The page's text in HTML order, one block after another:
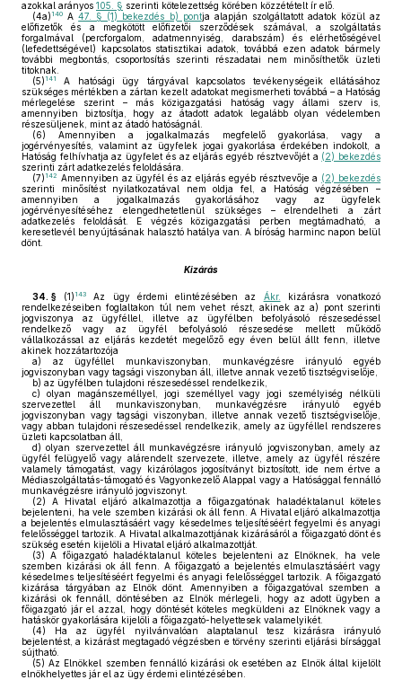
azokkal arányos 105. § szerinti kötelezettség körében közzétételt ír elő.
(4a) 140 A47. § (1) bekezdés b) pontja alapján szolgáltatott adatok közül az
előfizetők és a megkötött előfizetői szerződések számával, a szolgáltatás
forgalmával (percforgalom, adatmennyiség, darabszám) és elérhetőségével
(lefedettségével) kapcsolatos statisztikai adatok, továbbá ezen adatok bármely
további megbontás, csoportosítás szerinti részadatai nem minősíthetők üzleti
titoknak.
(5) 141
A hatósági ügy tárgyával kapcsolatos tevékenységeik ellátásához
szükséges mértékben a zártan kezelt adatokat megismerheti továbbá – a Hatóság
mérlegelése szerint – más közigazgatási hatóság vagy állami szerv is,
amennyiben biztosítja, hogy az átadott adatok legalább olyan védelemben
részesüljenek, mint az átadó hatóságnál.
(6) Amennyiben a jogalkalmazás megfelelő gyakorlása, vagy a
jogérvényesítés, valamint az ügyfelek jogai gyakorlása érdekében indokolt, a
Hatóság felhívhatja az ügyfelet és az eljárás egyéb résztvevőjét a (2) bekezdés
szerinti zárt adatkezelés feloldására.
(7) 142 Amennyiben az ügyfél és az eljárás egyéb résztvevője a (2) bekezdés
szerinti minősítést nyilatkozatával nem oldja fel, a Hatóság végzésében –
amennyiben a jogalkalmazás gyakorlásához vagy az ügyfelek
jogérvényesítéséhez elengedhetetlenül szükséges – elrendelheti a zárt
adatkezelés feloldását. E végzés közigazgatási perben megtámadható, a
keresetlevél benyújtásának halasztó hatálya van. A bíróság harminc napon belül
dönt.
Kizárás
34. § (1) 143 Az ügy érdemi elintézésében az Ákr.
kizárásra vonatkozó
rendelkezéseiben foglaltakon túl nem vehet részt, akinek az a) pont szerinti
jogviszonya az ügyféllel, illetve az ügyfélben befolyásoló részesedéssel
rendelkező vagy az ügyfél befolyásoló részesedése mellett működő
vállalkozással az eljárás kezdetét megelőző egy éven belül állt fenn, illetve
akinek hozzátartozója
a) az ügyféllel munkaviszonyban, munkavégzésre irányuló egyéb
jogviszonyban vagy tagsági viszonyban áll, illetve annak vezető tisztségviselője,
b) az ügyfélben tulajdoni részesedéssel rendelkezik,
c) olyan magánszeméllyel, jogi személlyel vagy jogi személyiség nélküli
szervezettel áll munkaviszonyban, munkavégzésre irányuló egyéb
jogviszonyban vagy tagsági viszonyban, illetve annak vezető tisztségviselője,
vagy abban tulajdoni részesedéssel rendelkezik, amely az ügyféllel rendszeres
üzleti kapcsolatban áll,
d) olyan szervezettel áll munkavégzésre irányuló jogviszonyban, amely az
ügyfél felügyelő vagy alárendelt szervezete, illetve, amely az ügyfél részére
valamely támogatást, vagy kizárólagos jogosítványt biztosított, ide nem értve a
Médiaszolgáltatás-támogató és Vagyonkezelő Alappal vagy a Hatósággal fennálló
munkavégzésre irányuló jogviszonyt.
(2) A Hivatal eljáró alkalmazottja a főigazgatónak haladéktalanul köteles
bejelenteni, ha vele szemben kizárási ok áll fenn. A Hivatal eljáró alkalmazottja
a bejelentés elmulasztásáért vagy késedelmes teljesítéséért fegyelmi és anyagi
felelősséggel tartozik. A Hivatal alkalmazottjának kizárásáról a főigazgató dönt és
szükség esetén kijelöli a Hivatal eljáró alkalmazottját.
(3) A főigazgató haladéktalanul köteles bejelenteni az Elnöknek, ha vele
szemben kizárási ok áll fenn. A főigazgató a bejelentés elmulasztásáért vagy
késedelmes teljesítéséért fegyelmi és anyagi felelősséggel tartozik. A főigazgató
kizárása tárgyában az Elnök dönt. Amennyiben a főigazgatóval szemben a
kizárási ok fennáll, döntésében az Elnök mérlegeli, hogy az adott ügyben a
főigazgató jár el azzal, hogy döntését köteles megküldeni az Elnöknek vagy a
hatáskör gyakorlására kijelöli a főigazgató-helyettesek valamelyikét.
(4) Ha az ügyfél nyilvánvalóan alaptalanul tesz kizárásra irányuló
bejelentést, a kizárást megtagadó végzésben e törvény szerinti eljárási bírsággal
sújtható.
(5) Az Elnökkel szemben fennálló kizárási ok esetében az Elnök által kijelölt
elnökhelyettes jár el az ügy érdemi elintézésében.